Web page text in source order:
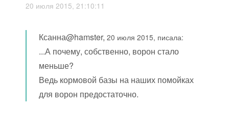
20 июля 2015, 21:10:11
Ксанна@hamster,20 июля 2015, писала:
...А почему, собственно, ворон стало
меньше?
Ведь кормовой базы на наших помойках
для ворон предостаточно.